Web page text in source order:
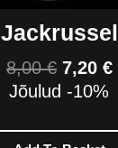
Jackrussel
8,00€ 7,20 €
Jõulud -10%